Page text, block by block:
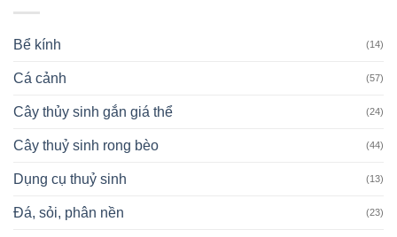
Bể kính (14)
Cá cảnh (57)
Cây thủy sinh gắn giá thể (24)
Cây thuỷ sinh rong bèo (44)
Dụng cụ thuỷ sinh (13)
Đá, sỏi, phân nền (23)